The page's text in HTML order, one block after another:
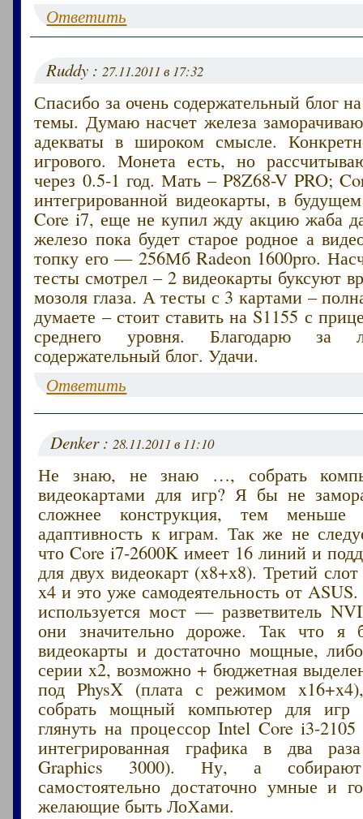
Ответить
Ruddy :27.11.2011 в 17:32
Спасибо за очень содержательный блог
темы. Думаю насчет железа
адекваты в широком смысле.
игрового. Монета есть, но
через 0.5-1 год. Мать – P8Z68-V PRO;
интегрированной видеокарты, в
Core i7, еще не купил жду акцию жаба
железо пока будет старое родное а
топку его — 256Мб Radeon 1600pro.
тесты смотрел – 2 видеокарты буксуют
мозоля глаза. А тесты с 3 картами –
думаете – стоит ставить на S1155 с
среднего уровня. Благодарю
содержательный блог. Удачи.
Ответить
Denker :28.11.2011 в 11:10
Не знаю, не знаю …, собрать
видеокартами для игр? Я бы не
сложнее конструкция, тем меньше
адаптивность к играм. Так же не
что Core i7-2600K имеет 16 линий и
для двух видеокарт (x8+x8). Третий
x4 и это уже самодеятельность от
используется мост — разветвитель
они значительно дороже. Так что я
видеокарты и достаточно мощные,
серии x2, возможно + бюджетная
под PhysX (плата с режимом
собрать мощный компьютер для игр
глянуть на процессор Intel Core i3-
интегрированная графика в два
Graphics 3000). Ну, а собирают
самостоятельно достаточно умные и
желающие быть ЛоХами.